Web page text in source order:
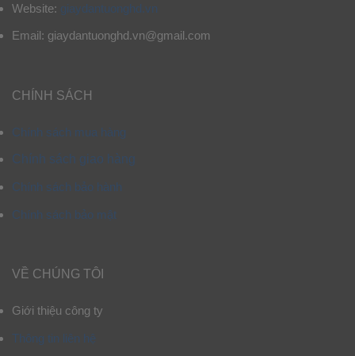
Website: giaydantuonghd.vn
Email: giaydantuonghd.vn@gmail.com
CHÍNH SÁCH
Chính sách mua hàng
Chính sách giao hàng
Chính sách bảo hành
Chính sách bảo mật
VỀ CHÚNG TÔI
Giới thiệu công ty
Thông tin liên hệ